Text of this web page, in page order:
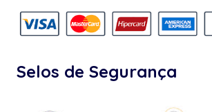
Selos de Segurança